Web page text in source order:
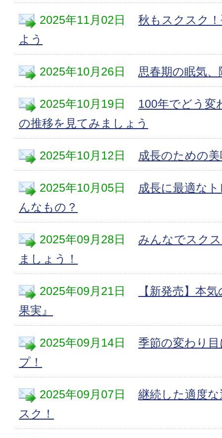
2025年11月02日
秋もスクスク
よう
2025年10月26日 思春期の眠気
2025年10月19日
100年でどう変
の推移を見てみましょう
2025年10月12日 成長のための
2025年10月05日
成長に最適な
んなもの？
2025年09月28日
みんなでスク
ましょう！
2025年09月21日
【新発売】本
果実』
2025年09月14日
季節の変わり
プ！
2025年09月07日
継続した適度
スク！